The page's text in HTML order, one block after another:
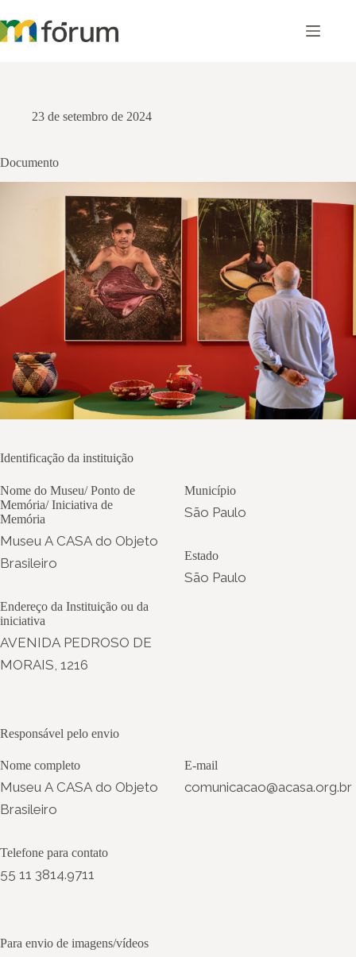
para
o
23 de setembro de 2024
Documento
Identificação da instituição
Nome do Museu/ Ponto de
Memória/ Iniciativa de
Memória
Museu A CASA do Objeto
Brasileiro
Endereço da Instituição ou da
iniciativa
AVENIDA PEDROSO DE
MORAIS, 1216
Município
São Paulo
Estado
São Paulo
Responsável pelo envio
Nome completo
Museu A CASA do Objeto
Brasileiro
Telefone para contato
55 11 3814.9711
E-mail
comunicacao@acasa.org.br
Para envio de imagens/vídeos